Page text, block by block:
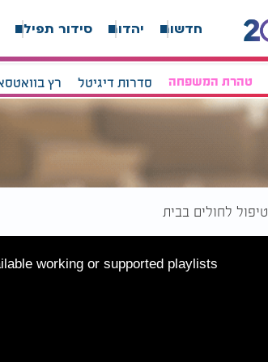
חדשות יהדות סידור תפילה
טהרת המשפחה סדרות דיגיטל רץ
טיפול לחולים בבית
working or supported playlists.